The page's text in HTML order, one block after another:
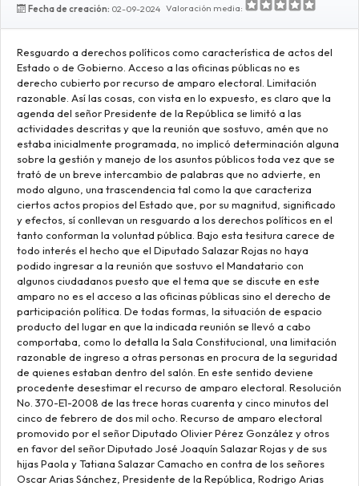
Fecha de creación: 02-09-2024 Valoración media:
Resguardo a derechos políticos como característica de actos del
Estado o de Gobierno. Acceso a las oficinas públicas no es
derecho cubierto por recurso de amparo electoral. Limitación
razonable. Así las cosas, con vista en lo expuesto, es claro que la
agenda del señor Presidente de la República se limitó a las
actividades descritas y que la reunión que sostuvo, amén que no
estaba inicialmente programada, no implicó determinación alguna
sobre la gestión y manejo de los asuntos públicos toda vez que se
trató de un breve intercambio de palabras que no advierte, en
modo alguno, una trascendencia tal como la que caracteriza
ciertos actos propios del Estado que, por su magnitud, significado
y efectos, sí conllevan un resguardo a los derechos políticos en el
tanto conforman la voluntad pública. Bajo esta tesitura carece de
todo interés el hecho que el Diputado Salazar Rojas no haya
podido ingresar a la reunión que sostuvo el Mandatario con
algunos ciudadanos puesto que el tema que se discute en este
amparo no es el acceso a las oficinas públicas sino el derecho de
participación política. De todas formas, la situación de espacio
producto del lugar en que la indicada reunión se llevó a cabo
comportaba, como lo detalla la Sala Constitucional, una limitación
razonable de ingreso a otras personas en procura de la seguridad
de quienes estaban dentro del salón. En este sentido deviene
procedente desestimar el recurso de amparo electoral. Resolución
No. 370-E1-2008 de las trece horas cuarenta y cinco minutos del
cinco de febrero de dos mil ocho. Recurso de amparo electoral
promovido por el señor Diputado Olivier Pérez González y otros
en favor del señor Diputado José Joaquín Salazar Rojas y de sus
hijas Paola y Tatiana Salazar Camacho en contra de los señores
Oscar Arias Sánchez, Presidente de la República, Rodrigo Arias